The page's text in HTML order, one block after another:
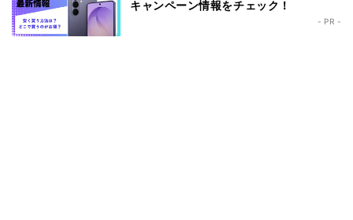
キャンペーン情報をチェック！
- PR -